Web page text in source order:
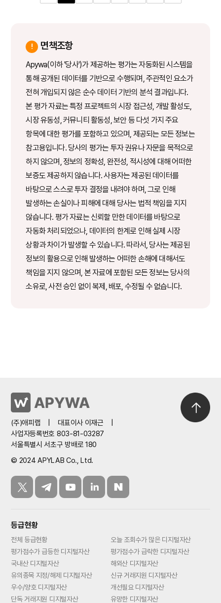
면책조항
Apywa(이하 '당사')가 제공하는 평가는 자동화된 시스템을
통해 공개된 데이터를 기반으로 수행되며, 주관적인 요소가
전혀 개입되지 않은 순수 데이터 기반의 분석 결과입니다.
본 평가 자료는 특정 프로젝트의 시장 접근성, 개발 활성도,
시장 유동성, 커뮤니티 활동성, 보안 등 다섯 가지 주요
항목에 대한 평가를 포함하고 있으며, 제공되는 모든 정보는
참고용입니다. 당사의 평가는 투자 권유나 자문을 목적으로
하지 않으며, 정보의 정확성, 완전성, 적시성에 대해 어떠한
보증도 제공하지 않습니다. 사용자는 제공된 데이터를
바탕으로 스스로 투자 결정을 내려야 하며, 그로 인해
발생하는 손실이나 피해에 대해 당사는 법적 책임을 지지
않습니다. 평가 자료는 신뢰할 만한 데이터를 바탕으로
자동화 처리되었으나, 데이터의 한계로 인해 실제 시장
상황과 차이가 발생할 수 있습니다. 따라서, 당사는 제공된
정보의 활용으로 인해 발생하는 어떠한 손해에 대해서도
책임을 지지 않으며, 본 자료에 포함된 모든 정보는 당사의
소유로, 사전 승인 없이 복제, 배포, 수정될 수 없습니다.
(주)애피랩 대표이사 이재근
사업자등록번호 803-81-03287
서울특별시 서초구 방배로 180
© 2024 APYLAB Co., Ltd.
등급현황
전체 등급현황
오늘 조회수가 많은 디지털자산
평가점수가 급등한 디지털자산
평가점수가 급락한 디지털자산
국내산 디지털자산
해외산 디지털자산
유의종목 지정/해제 디지털자산
신규 거래지원 디지털자산
우수/양호 디지털자산
개선필요 디지털자산
단독 거래지원 디지털자산
유망한 디지털자산